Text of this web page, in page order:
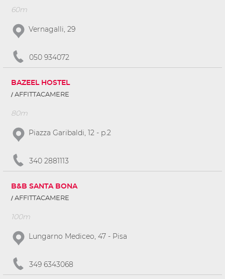
60m
Vernagalli, 29
050 934072
BAZEEL HOSTEL
AFFITTACAMERE
80m
Piazza Garibaldi, 12 - p.2
340 2881113
B&B SANTA BONA
AFFITTACAMERE
100m
Lungarno Mediceo, 47 - Pisa
349 6343068